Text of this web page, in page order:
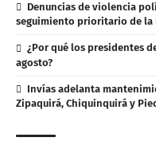
Denuncias de violencia
seguimiento prioritario de la
¿Por qué los presidentes
agosto?
Invías adelanta
Zipaquirá, Chiquinquirá y